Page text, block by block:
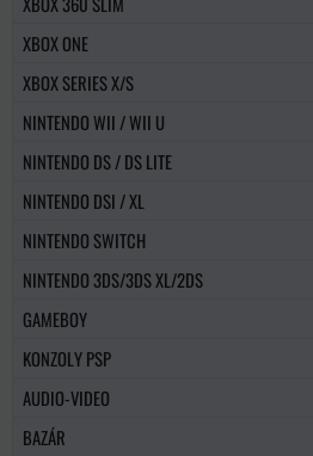
XBOX ONE
XBOX SERIES X/S
NINTENDO WII / WII U
NINTENDO DS / DS LITE
NINTENDO DSI / XL
NINTENDO SWITCH
NINTENDO 3DS/3DS XL/2DS
GAMEBOY
KONZOLY PSP
AUDIO-VIDEO
BAZÁR